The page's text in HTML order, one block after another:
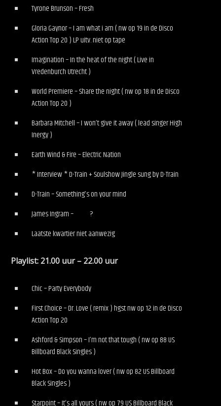
Tyrone Brunson – Fresh
Gloria Gaynor – I am what i am ( nw op 19 in de Disco
Action Top 20 ) LP uitv. niet op tape
Imagination – In the heat of the night ( Live in
Vredenburch Utrecht )
World Premiere – Share the night ( nw op 18 in de Disco
Action Top 20 )
Barbara Mitchell – I won’t give it away ( lead singer High
Inergy )
Earth Wind & Fire – Electric Nation
* Interview * D-Train + Soulshow Jingle sung by D-Train
D-Train – Something’s on your mind
James Ingram – ?
Laatste kwartier niet aanwezig
Playlist: 21.00 uur – 22.00 uur
Chic – Party Everybody
First Choice – Dr. Love ( remix ) hgst nw op 12 in de Disco
Action Top 20
Ashford & Simpson – I’m not that tough ( nw op 88 US
Billboard Black Singles )
Hot Box – Do you wanna lover ( nw op 82 US Billboard
Black Singles )
Starpoint – It’s all yours ( nw op 79 US Billboard Black